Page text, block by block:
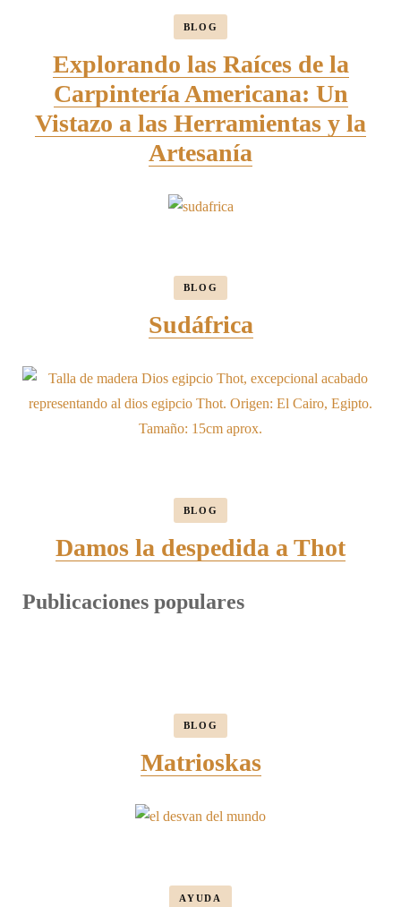
BLOG
Explorando las Raíces de la
Carpintería Americana: Un
Vistazo a las Herramientas y la
Artesanía
BLOG
Sudáfrica
BLOG
Damos la despedida a Thot
Publicaciones populares
BLOG
Matrioskas
AYUDA